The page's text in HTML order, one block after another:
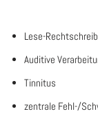
Lese-
Auditive
Tinnitus
zentrale Fehl-/